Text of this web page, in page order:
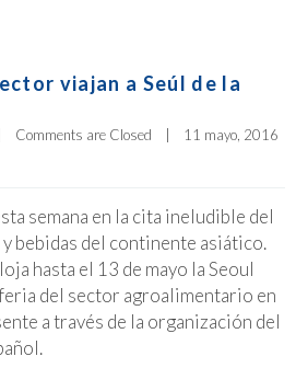
viajan a Seúl de la
Comments are Closed
semana en la cita ineludible del
bebidas del continente asiático.
hasta el 13 de mayo la Seoul
del sector agroalimentario en
a través de la organización del